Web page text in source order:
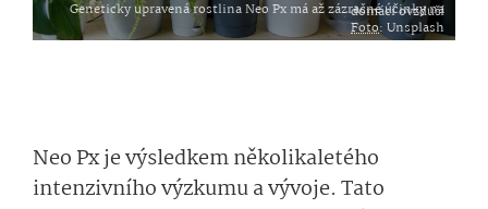
Geneticky upravená rostlina Neo Px má až zázračné účinky na domácí ovzduší
Foto: Unsplash
Neo Px je výsledkem několikaletého
intenzivního výzkumu a vývoje. Tato